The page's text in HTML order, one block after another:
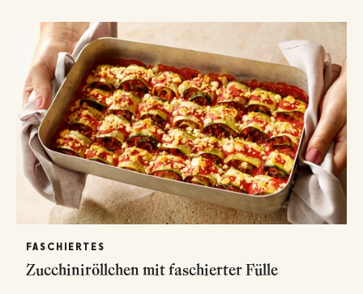
FASCHIERTES
Zucchiniröllchen mit faschierter Fülle